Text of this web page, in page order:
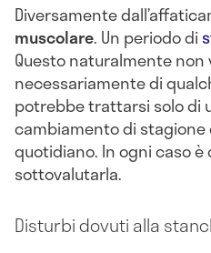
Diversamente
muscolare. Un periodo di
Questo naturalmente
necessariamente di
potrebbe trattarsi solo di
cambiamento di stagione
quotidiano. In ogni caso
sottovalutarla.
Disturbi dovuti alla